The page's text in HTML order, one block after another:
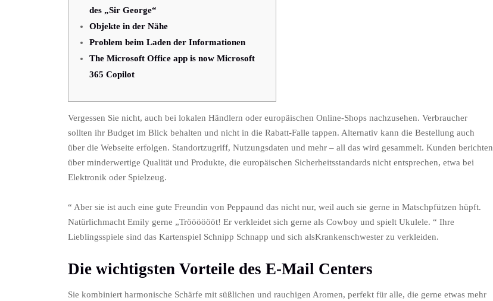
des „Sir George“
Objekte in der Nähe
Problem beim Laden der Informationen
The Microsoft Office app is now Microsoft
365 Copilot
Vergessen Sie nicht, auch bei lokalen Händlern oder europäischen Online-Shops nachzusehen. Verbraucher
sollten ihr Budget im Blick behalten und nicht in die Rabatt-Falle tappen. Alternativ kann die Bestellung auch
über die Webseite erfolgen. Standortzugriff, Nutzungsdaten und mehr – all das wird gesammelt. Kunden berichten
über minderwertige Qualität und Produkte, die europäischen Sicherheitsstandards nicht entsprechen, etwa bei
Elektronik oder Spielzeug.
“ Aber sie ist auch eine gute Freundin von Peppaund das nicht nur, weil auch sie gerne in Matschpfützen hüpft.
Natürlichmacht Emily gerne „Trööööööt! Er verkleidet sich gerne als Cowboy und spielt Ukulele. “ Ihre
Lieblingsspiele sind das Kartenspiel Schnipp Schnapp und sich alsKrankenschwester zu verkleiden.
Die wichtigsten Vorteile des E-Mail Centers
Sie kombiniert harmonische Schärfe mit süßlichen und rauchigen Aromen, perfekt für alle, die gerne etwas mehr